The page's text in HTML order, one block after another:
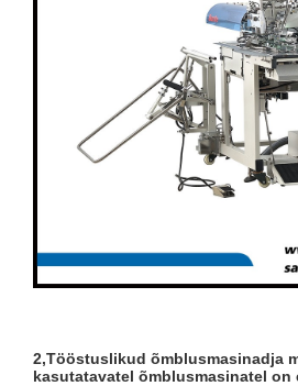
2,Tööstuslikud õmblusmasinadja
kasutatavatel õmblusmasinatel on